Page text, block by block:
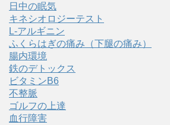
日中の眠気
キネシオロジーテスト
L-アルギニン
ふくらはぎの痛み（下腿の痛み）
腸内環境
鉄のデトックス
ビタミンB6
不整脈
ゴルフの上達
血行障害